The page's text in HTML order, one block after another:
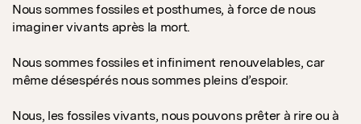
Nous sommes fossiles et posthumes, à force de nous
imaginer vivants après la mort.
Nous sommes fossiles et infiniment renouvelables, car
même désespérés nous sommes pleins d’espoir.
Nous, les fossiles vivants, nous pouvons prêter à rire ou à